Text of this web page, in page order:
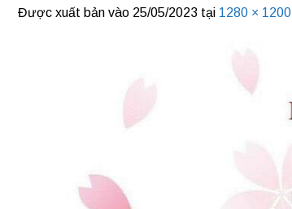
Được xuất bản vào 25/05/2023 tại 1280 × 1200